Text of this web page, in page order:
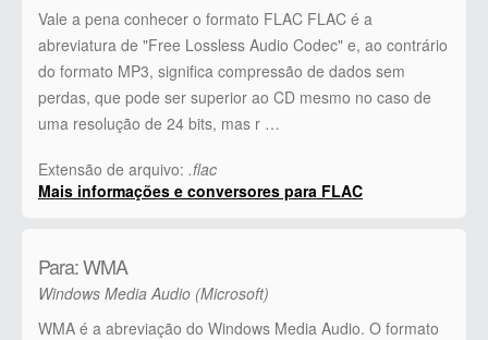
Vale a pena conhecer o formato FLAC FLAC é a
abreviatura de "Free Lossless Audio Codec" e, ao contrário
do formato MP3, significa compressão de dados sem
perdas, que pode ser superior ao CD mesmo no caso de
uma resolução de 24 bits, mas r …
Extensão de arquivo: .flac
Mais informações e conversores para FLAC
Para: WMA
Windows Media Audio (Microsoft)
WMA é a abreviação do Windows Media Audio. O formato